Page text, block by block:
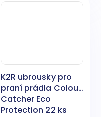
K2R ubrousky pro
praní prádla Colour
Catcher Eco
Protection 22 ks